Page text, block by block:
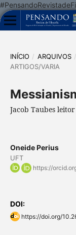
INÍCIO / ARQUIVOS /
ARTIGOS/VARIA
Jacob Taubes
Oneide Perius
UFT
https://
DOI:
https://doi.org/